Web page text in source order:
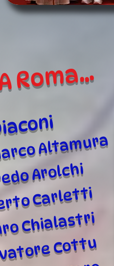
Roma...
Altamura
Arolchi
Carletti
Chialastri
Cottu